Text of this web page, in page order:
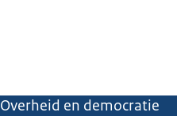
Overheid en democratie